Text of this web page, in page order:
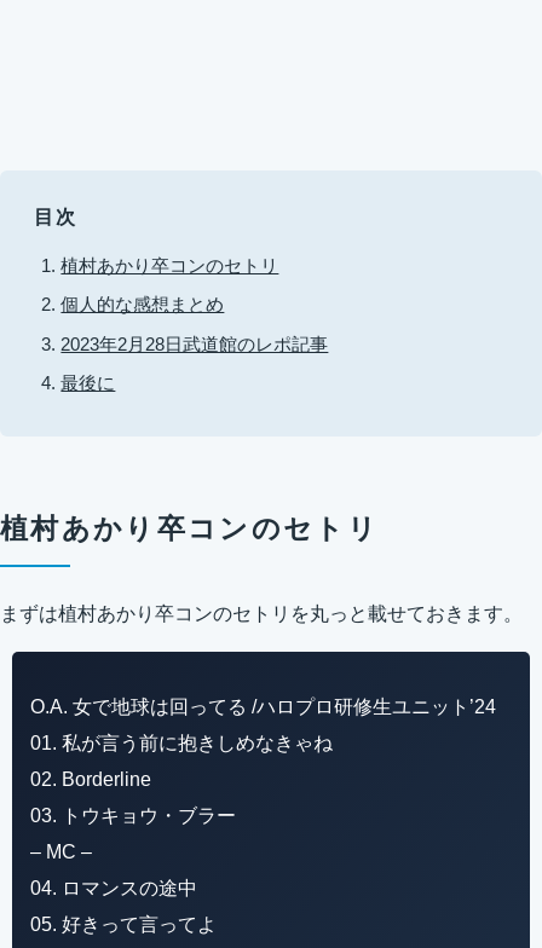
目次
植村あかり卒コンのセトリ
個人的な感想まとめ
2023年2月28日武道館のレポ記事
最後に
植村あかり卒コンのセトリ
まずは植村あかり卒コンのセトリを丸っと載せておきます。
O.A. 女で地球は回ってる /ハロプロ研修生ユニット’24
01. 私が言う前に抱きしめなきゃね
02. Borderline
03. トウキョウ・ブラー
– MC –
04. ロマンスの途中
05. 好きって言ってよ